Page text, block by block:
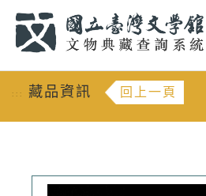
::: 藏品資訊 回上一頁